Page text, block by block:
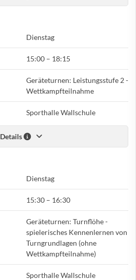
Dienstag
15:00 – 18:15
Geräteturnen: Leistungsstufe 2 -
Wettkampfteilnahme
Sporthalle Wallschule
Details
Dienstag
15:30 – 16:30
Geräteturnen: Turnflöhe -
spielerisches Kennenlernen von
Turngrundlagen (ohne
Wettkampfteilnahme)
Sporthalle Wallschule